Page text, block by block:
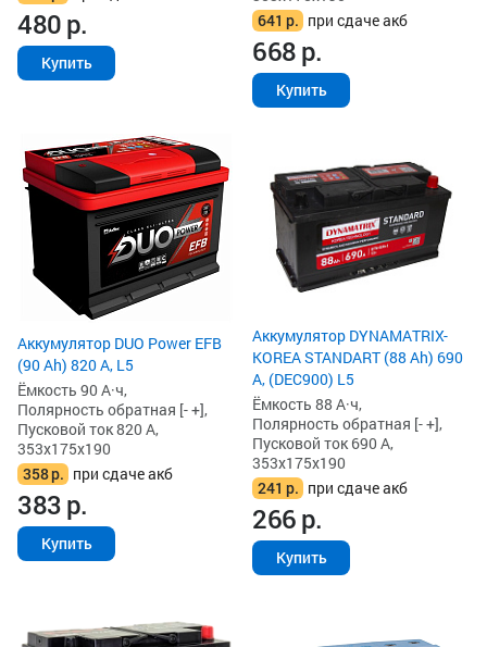
480р.
Купить
641 р. при сдаче акб
668р.
Купить
Аккумулятор DUO Power EFB
(90 Ah) 820 А, L5
Ёмкость 90 А·ч,
Полярность обратная [- +],
Пусковой ток 820 А,
353x175x190
358р. при сдаче акб
383р.
Купить
Аккумулятор DYNAMATRIX-
KOREA STANDART (88 Ah) 690
А, (DEC900) L5
Ёмкость 88 А·ч,
Полярность обратная [- +],
Пусковой ток 690 А,
353x175x190
241 р. при сдаче акб
266р.
Купить